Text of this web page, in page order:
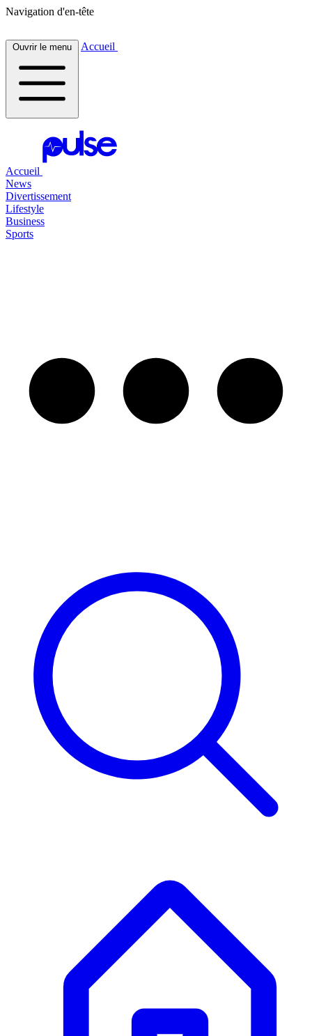
Navigation d'en-tête
Ouvrir le menu Accueil
Accueil
News
Divertissement
Lifestyle
Business
Sports